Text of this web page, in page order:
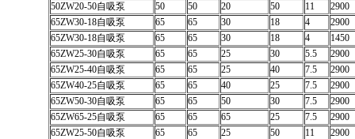
50ZW20-50自吸泵
50 50 20 50 11
2900
65ZW30-18自吸泵
65 65 30 18 4
2900
65ZW30-18自吸泵
65 65 30 18 4
1450
65ZW25-30自吸泵
65 65 25 30 5.5
2900
65ZW25-40自吸泵
65 65 25 40 7.5
2900
65ZW40-25自吸泵
65 65 40 25 7.5
2900
65ZW50-30自吸泵
65 65 50 30 7.5
2900
65ZW65-25自吸泵
65 65 65 25 7.5
2900
65ZW25-50自吸泵
65 65 25 50 11
2900